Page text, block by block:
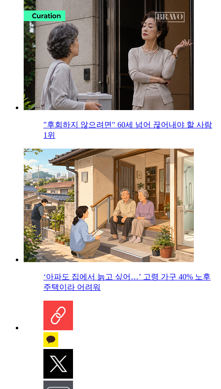
"후회하지 않으려면" 60세 넘어 끊어내야 할 사람
1위
‘아파도 집에서 늙고 싶어…’ 고령 가구 40% 노후
주택이라 어려워